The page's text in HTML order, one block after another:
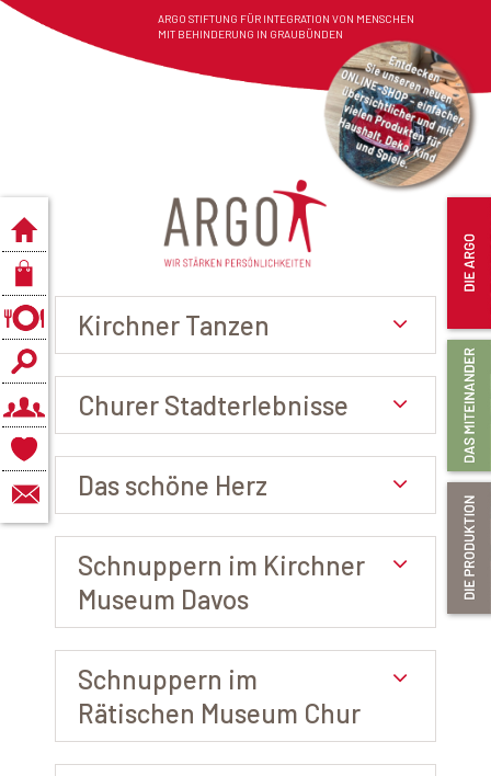
ARGO STIFTUNG FÜR INTEGRATION VON MENSCHEN
MIT BEHINDERUNG IN GRAUBÜNDEN
Kirchner Tanzen
Churer Stadterlebnisse
Das schöne Herz
Schnuppern im Kirchner
Museum Davos
Schnuppern im
Rätischen Museum Chur